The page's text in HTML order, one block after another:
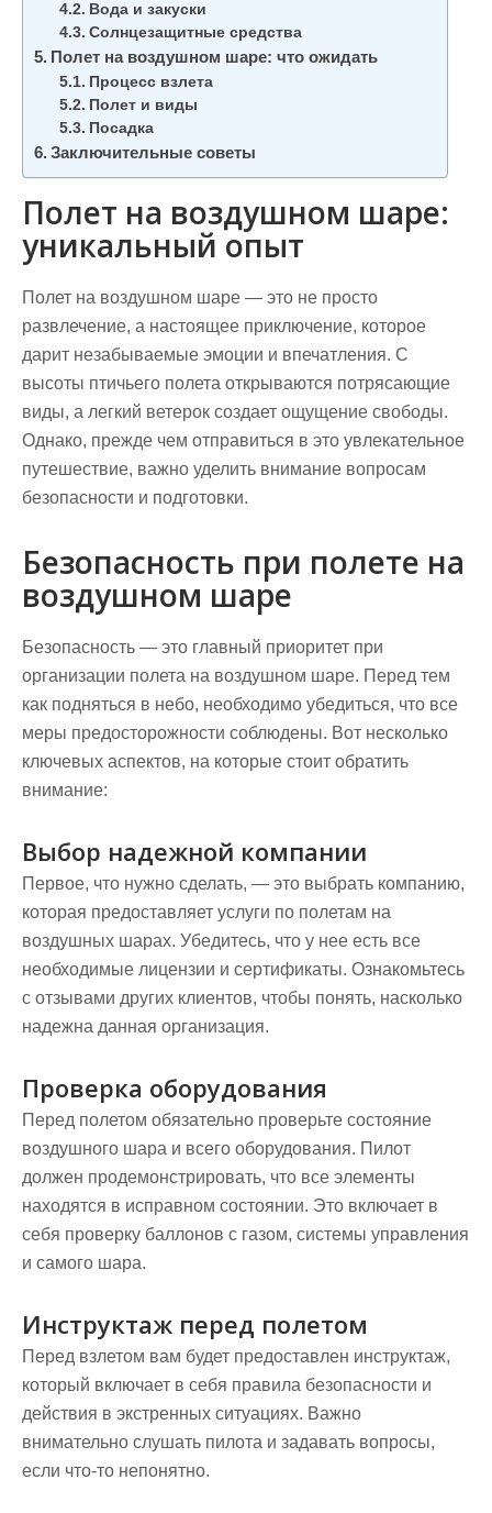
Вода и закуски
Солнцезащитные средства
Полет на воздушном шаре: что ожидать
Процесс взлета
Полет и виды
Посадка
Заключительные советы
Полет на воздушном шаре:
уникальный опыт
Полет на воздушном шаре — это не просто
развлечение, а настоящее приключение, которое
дарит незабываемые эмоции и впечатления. С
высоты птичьего полета открываются потрясающие
виды, а легкий ветерок создает ощущение свободы.
Однако, прежде чем отправиться в это увлекательное
путешествие, важно уделить внимание вопросам
безопасности и подготовки.
Безопасность при полете на
воздушном шаре
Безопасность — это главный приоритет при
организации полета на воздушном шаре. Перед тем
как подняться в небо, необходимо убедиться, что все
меры предосторожности соблюдены. Вот несколько
ключевых аспектов, на которые стоит обратить
внимание:
Выбор надежной компании
Первое, что нужно сделать, — это выбрать компанию,
которая предоставляет услуги по полетам на
воздушных шарах. Убедитесь, что у нее есть все
необходимые лицензии и сертификаты. Ознакомьтесь
с отзывами других клиентов, чтобы понять, насколько
надежна данная организация.
Проверка оборудования
Перед полетом обязательно проверьте состояние
воздушного шара и всего оборудования. Пилот
должен продемонстрировать, что все элементы
находятся в исправном состоянии. Это включает в
себя проверку баллонов с газом, системы управления
и самого шара.
Инструктаж перед полетом
Перед взлетом вам будет предоставлен инструктаж,
который включает в себя правила безопасности и
действия в экстренных ситуациях. Важно
внимательно слушать пилота и задавать вопросы,
если что-то непонятно.